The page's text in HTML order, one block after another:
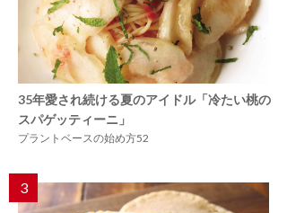
35年愛され続ける夏のアイドル「冷たい桃の
スパゲッティーニ」
プラントベースの始め方52
3